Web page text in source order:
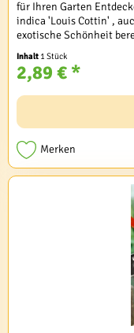
für Ihren Garten
indica 'Louis Cottin' ,
exotische Schönheit
Inhalt 1 Stück
2,89 € *
Merken